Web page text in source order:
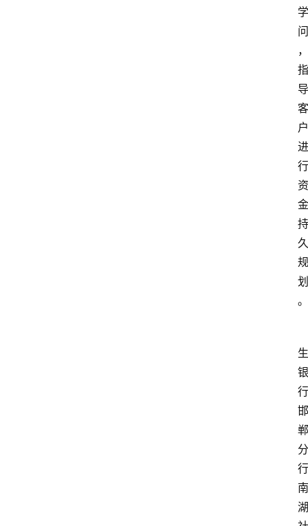
学
问
，
指
导
客
户
进
行
资
金
持
久
规
划
。
生
银
行
邯
郸
分
行
南
湖